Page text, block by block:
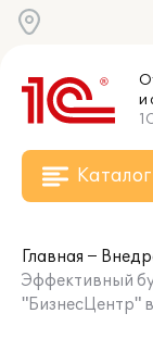
и
Каталог
Главная
Эффективный
"БизнесЦентр"